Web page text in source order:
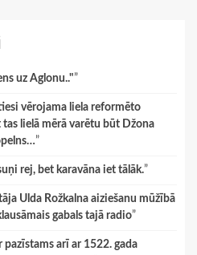
uz Aglonu.."”
vērojama liela reformēto
lielā mērā varētu būt Džona
”
rej, bet karavāna iet tālāk.”
Ulda Rožkalna aiziešanu mūžībā
gabals tajā radio”
arī ar 1522. gada